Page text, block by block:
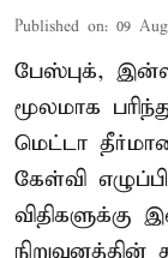
Published on: 09
பேஸ்புக்,
மூலமாக
மெட்டா
கேள்வி
விதிகளுக்கு
நிறுவனத்தின்